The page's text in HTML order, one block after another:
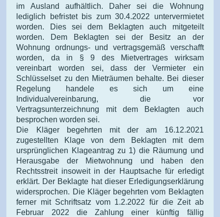
im Ausland aufhältlich. Daher sei die Wohnung
lediglich befristet bis zum 30.4.2022 untervermietet
worden. Dies sei dem Beklagten auch mitgeteilt
worden. Dem Beklagten sei der Besitz an der
Wohnung ordnungs- und vertragsgemäß verschafft
worden, da in § 9 des Mietvertrages wirksam
vereinbart worden sei, dass der Vermieter ein
Schlüsselset zu den Mieträumen behalte. Bei dieser
Regelung handele es sich um eine
Individualvereinbarung, die vor
Vertragsunterzeichnung mit dem Beklagten auch
besprochen worden sei.
Die Kläger begehrten mit der am 16.12.2021
zugestellten Klage von dem Beklagten mit dem
ursprünglichen Klageantrag zu 1) die Räumung und
Herausgabe der Mietwohnung und haben den
Rechtsstreit insoweit in der Hauptsache für erledigt
erklärt. Der Beklagte hat dieser Erledigungserklärung
widersprochen. Die Kläger begehrten vom Beklagten
ferner mit Schriftsatz vom 1.2.2022 für die Zeit ab
Februar 2022 die Zahlung einer künftig fällig